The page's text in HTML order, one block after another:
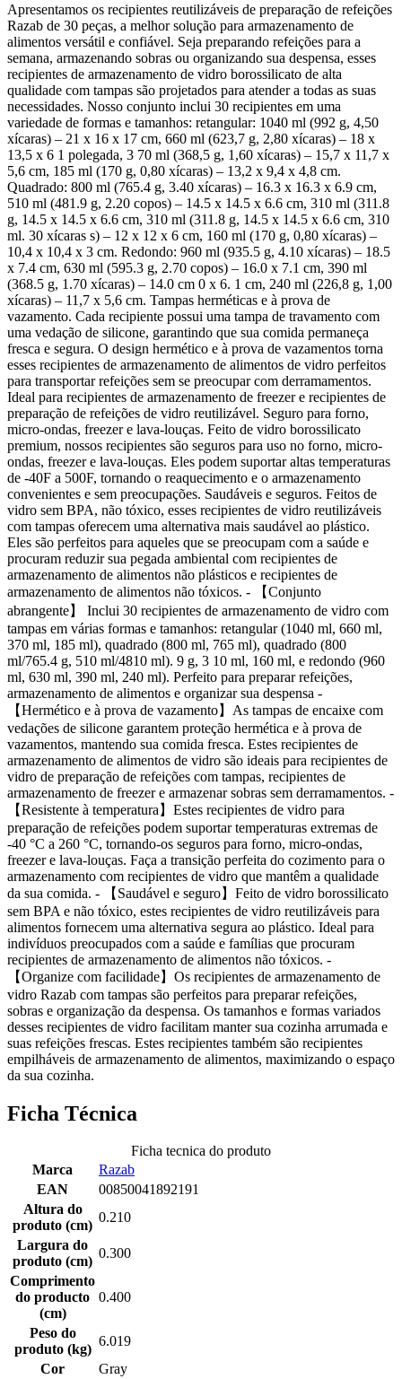
Apresentamos os recipientes reutilizáveis de preparação de refeições
Razab de 30 peças, a melhor solução para armazenamento de
alimentos versátil e confiável. Seja preparando refeições para a
semana, armazenando sobras ou organizando sua despensa, esses
recipientes de armazenamento de vidro borossilicato de alta
qualidade com tampas são projetados para atender a todas as suas
necessidades. Nosso conjunto inclui 30 recipientes em uma
variedade de formas e tamanhos: retangular: 1040 ml (992 g, 4,50
xícaras) – 21 x 16 x 17 cm, 660 ml (623,7 g, 2,80 xícaras) – 18 x
13,5 x 6 1 polegada, 3 70 ml (368,5 g, 1,60 xícaras) – 15,7 x 11,7 x
5,6 cm, 185 ml (170 g, 0,80 xícaras) – 13,2 x 9,4 x 4,8 cm.
Quadrado: 800 ml (765.4 g, 3.40 xícaras) – 16.3 x 16.3 x 6.9 cm,
510 ml (481.9 g, 2.20 copos) – 14.5 x 14.5 x 6.6 cm, 310 ml (311.8
g, 14.5 x 14.5 x 6.6 cm, 310 ml (311.8 g, 14.5 x 14.5 x 6.6 cm, 310
ml. 30 xícaras s) – 12 x 12 x 6 cm, 160 ml (170 g, 0,80 xícaras) –
10,4 x 10,4 x 3 cm. Redondo: 960 ml (935.5 g, 4.10 xícaras) – 18.5
x 7.4 cm, 630 ml (595.3 g, 2.70 copos) – 16.0 x 7.1 cm, 390 ml
(368.5 g, 1.70 xícaras) – 14.0 cm 0 x 6. 1 cm, 240 ml (226,8 g, 1,00
xícaras) – 11,7 x 5,6 cm. Tampas herméticas e à prova de
vazamento. Cada recipiente possui uma tampa de travamento com
uma vedação de silicone, garantindo que sua comida permaneça
fresca e segura. O design hermético e à prova de vazamentos torna
esses recipientes de armazenamento de alimentos de vidro perfeitos
para transportar refeições sem se preocupar com derramamentos.
Ideal para recipientes de armazenamento de freezer e recipientes de
preparação de refeições de vidro reutilizável. Seguro para forno,
micro-ondas, freezer e lava-louças. Feito de vidro borossilicato
premium, nossos recipientes são seguros para uso no forno, micro-
ondas, freezer e lava-louças. Eles podem suportar altas temperaturas
de -40F a 500F, tornando o reaquecimento e o armazenamento
convenientes e sem preocupações. Saudáveis e seguros. Feitos de
vidro sem BPA, não tóxico, esses recipientes de vidro reutilizáveis
com tampas oferecem uma alternativa mais saudável ao plástico.
Eles são perfeitos para aqueles que se preocupam com a saúde e
procuram reduzir sua pegada ambiental com recipientes de
armazenamento de alimentos não plásticos e recipientes de
armazenamento de alimentos não tóxicos. - 【Conjunto
abrangente】 Inclui 30 recipientes de armazenamento de vidro com
tampas em várias formas e tamanhos: retangular (1040 ml, 660 ml,
370 ml, 185 ml), quadrado (800 ml, 765 ml), quadrado (800
ml/765.4 g, 510 ml/4810 ml). 9 g, 3 10 ml, 160 ml, e redondo (960
ml, 630 ml, 390 ml, 240 ml). Perfeito para preparar refeições,
armazenamento de alimentos e organizar sua despensa -
【Hermético e à prova de vazamento】As tampas de encaixe com
vedações de silicone garantem proteção hermética e à prova de
vazamentos, mantendo sua comida fresca. Estes recipientes de
armazenamento de alimentos de vidro são ideais para recipientes de
vidro de preparação de refeições com tampas, recipientes de
armazenamento de freezer e armazenar sobras sem derramamentos. -
【Resistente à temperatura】Estes recipientes de vidro para
preparação de refeições podem suportar temperaturas extremas de
-40 °C a 260 °C, tornando-os seguros para forno, micro-ondas,
freezer e lava-louças. Faça a transição perfeita do cozimento para o
armazenamento com recipientes de vidro que mantêm a qualidade
da sua comida. - 【Saudável e seguro】Feito de vidro borossilicato
sem BPA e não tóxico, estes recipientes de vidro reutilizáveis para
alimentos fornecem uma alternativa segura ao plástico. Ideal para
indivíduos preocupados com a saúde e famílias que procuram
recipientes de armazenamento de alimentos não tóxicos. -
【Organize com facilidade】Os recipientes de armazenamento de
vidro Razab com tampas são perfeitos para preparar refeições,
sobras e organização da despensa. Os tamanhos e formas variados
desses recipientes de vidro facilitam manter sua cozinha arrumada e
suas refeições frescas. Estes recipientes também são recipientes
empilháveis de armazenamento de alimentos, maximizando o espaço
da sua cozinha.
Ficha Técnica
Ficha tecnica do produto
Marca
Razab
EAN
00850041892191
Altura do
produto (cm)
0.210
Largura do
produto (cm)
0.300
Comprimento
do producto
(cm)
0.400
Peso do
produto (kg)
6.019
Cor
Gray